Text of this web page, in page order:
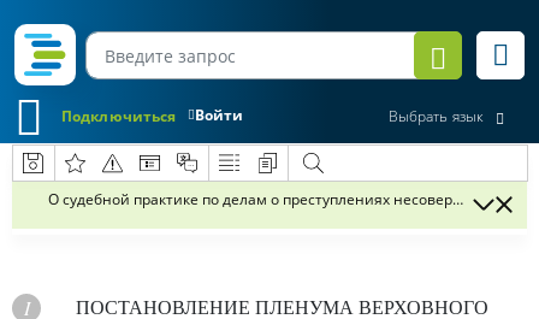
Войти
Подключиться Выбрать язык
О судебной практике по делам о преступлениях
ПОСТАНОВЛЕНИЕ ПЛЕНУМА ВЕРХОВНОГО